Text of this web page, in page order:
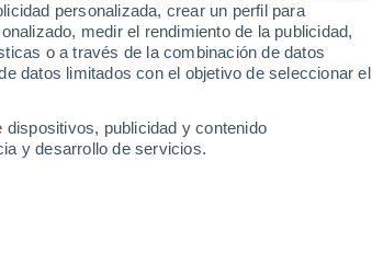
personalizada, crear un perfil para
medir el rendimiento de la publicidad,
o a través de la combinación de datos
datos limitados con el objetivo de seleccionar el
publicidad y contenido
y desarrollo de servicios.
sur-Loire
Comte
les-Settons